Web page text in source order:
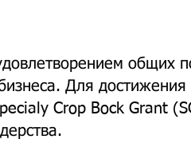
общих
Для
Crop Bock Grant